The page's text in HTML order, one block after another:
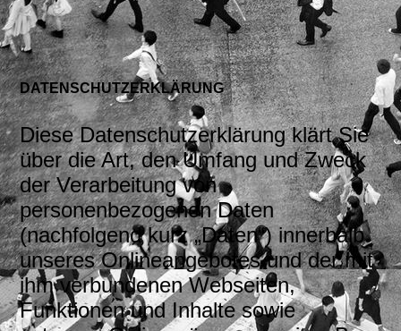
DATEN­SCHUTZ­ERKLÄRUNG
Diese Datenschutzerklärung klärt Sie
über die Art, den Umfang und Zweck
der Verarbeitung von
personenbezogenen Daten
(nachfolgend kurz „Daten“) innerhalb
unseres Onlineangebotes und der mit
ihm verbundenen Webseiten,
Funktionen und Inhalte sowie